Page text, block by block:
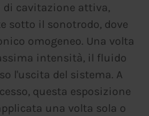
di cavitazione attiva,
sotto il sonotrodo, dove
omogeneo. Una volta
intensità, il fluido
l'uscita del sistema. A
questa esposizione
una volta sola o